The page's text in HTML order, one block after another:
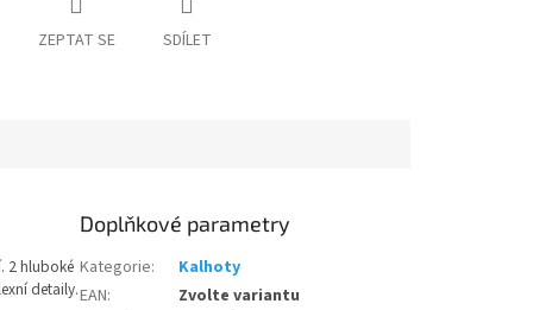
ZEPTAT SE SDÍLET
2 hluboké
detaily.
Doplňkové parametry
Kategorie:
Kalhoty
EAN:
Zvolte variantu